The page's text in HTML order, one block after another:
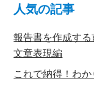
人気の記事
報告書を作成す
文章表現編
これで納得！わ